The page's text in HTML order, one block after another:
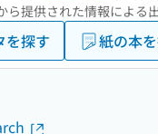
ら提供された情報によ
を探す 紙の本